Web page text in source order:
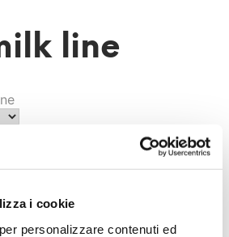
i cookie
personalizzare contenuti ed
line